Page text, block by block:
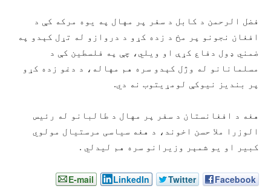
فضل الرحمن د کابل د سفر پر مهال په یوه مرکه کې د
افغان نجونو پر مخ د زده کړو د دروازو له تړل کېدو په
ضمني ډول دفاع کړې او ویلي، چې په فلسطین کې د
مسلمانانو له وژل کېدو سره هم مهاله، د دغو زده کړو
پر بندیز نیوکې لومړیتوب نه دي.
هغه د افغانستان د سفر پر مهال د طالبانو له رئیس
الوزرا ملا حسن اخوند، د هغه سیاسی مرستیال مولوي
کبیر او یو شمېر وزیرانو سره هم لیدلي .
Facebook
Twitter
LinkedIn
E-mail